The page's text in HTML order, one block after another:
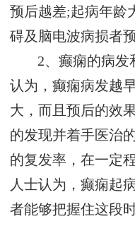
预后越差;起病年龄
碍及脑电波病损者
2、癫痫的病发
认为，癫痫病发越
大，而且预后的效
的发现并着手医治
的复发率，在一定
人士认为，癫痫起
者能够把握住这段